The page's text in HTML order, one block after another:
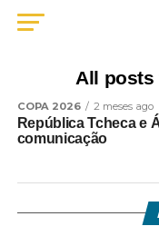
All posts
COPA 2026 2 meses ago
República Tcheca e
comunicação